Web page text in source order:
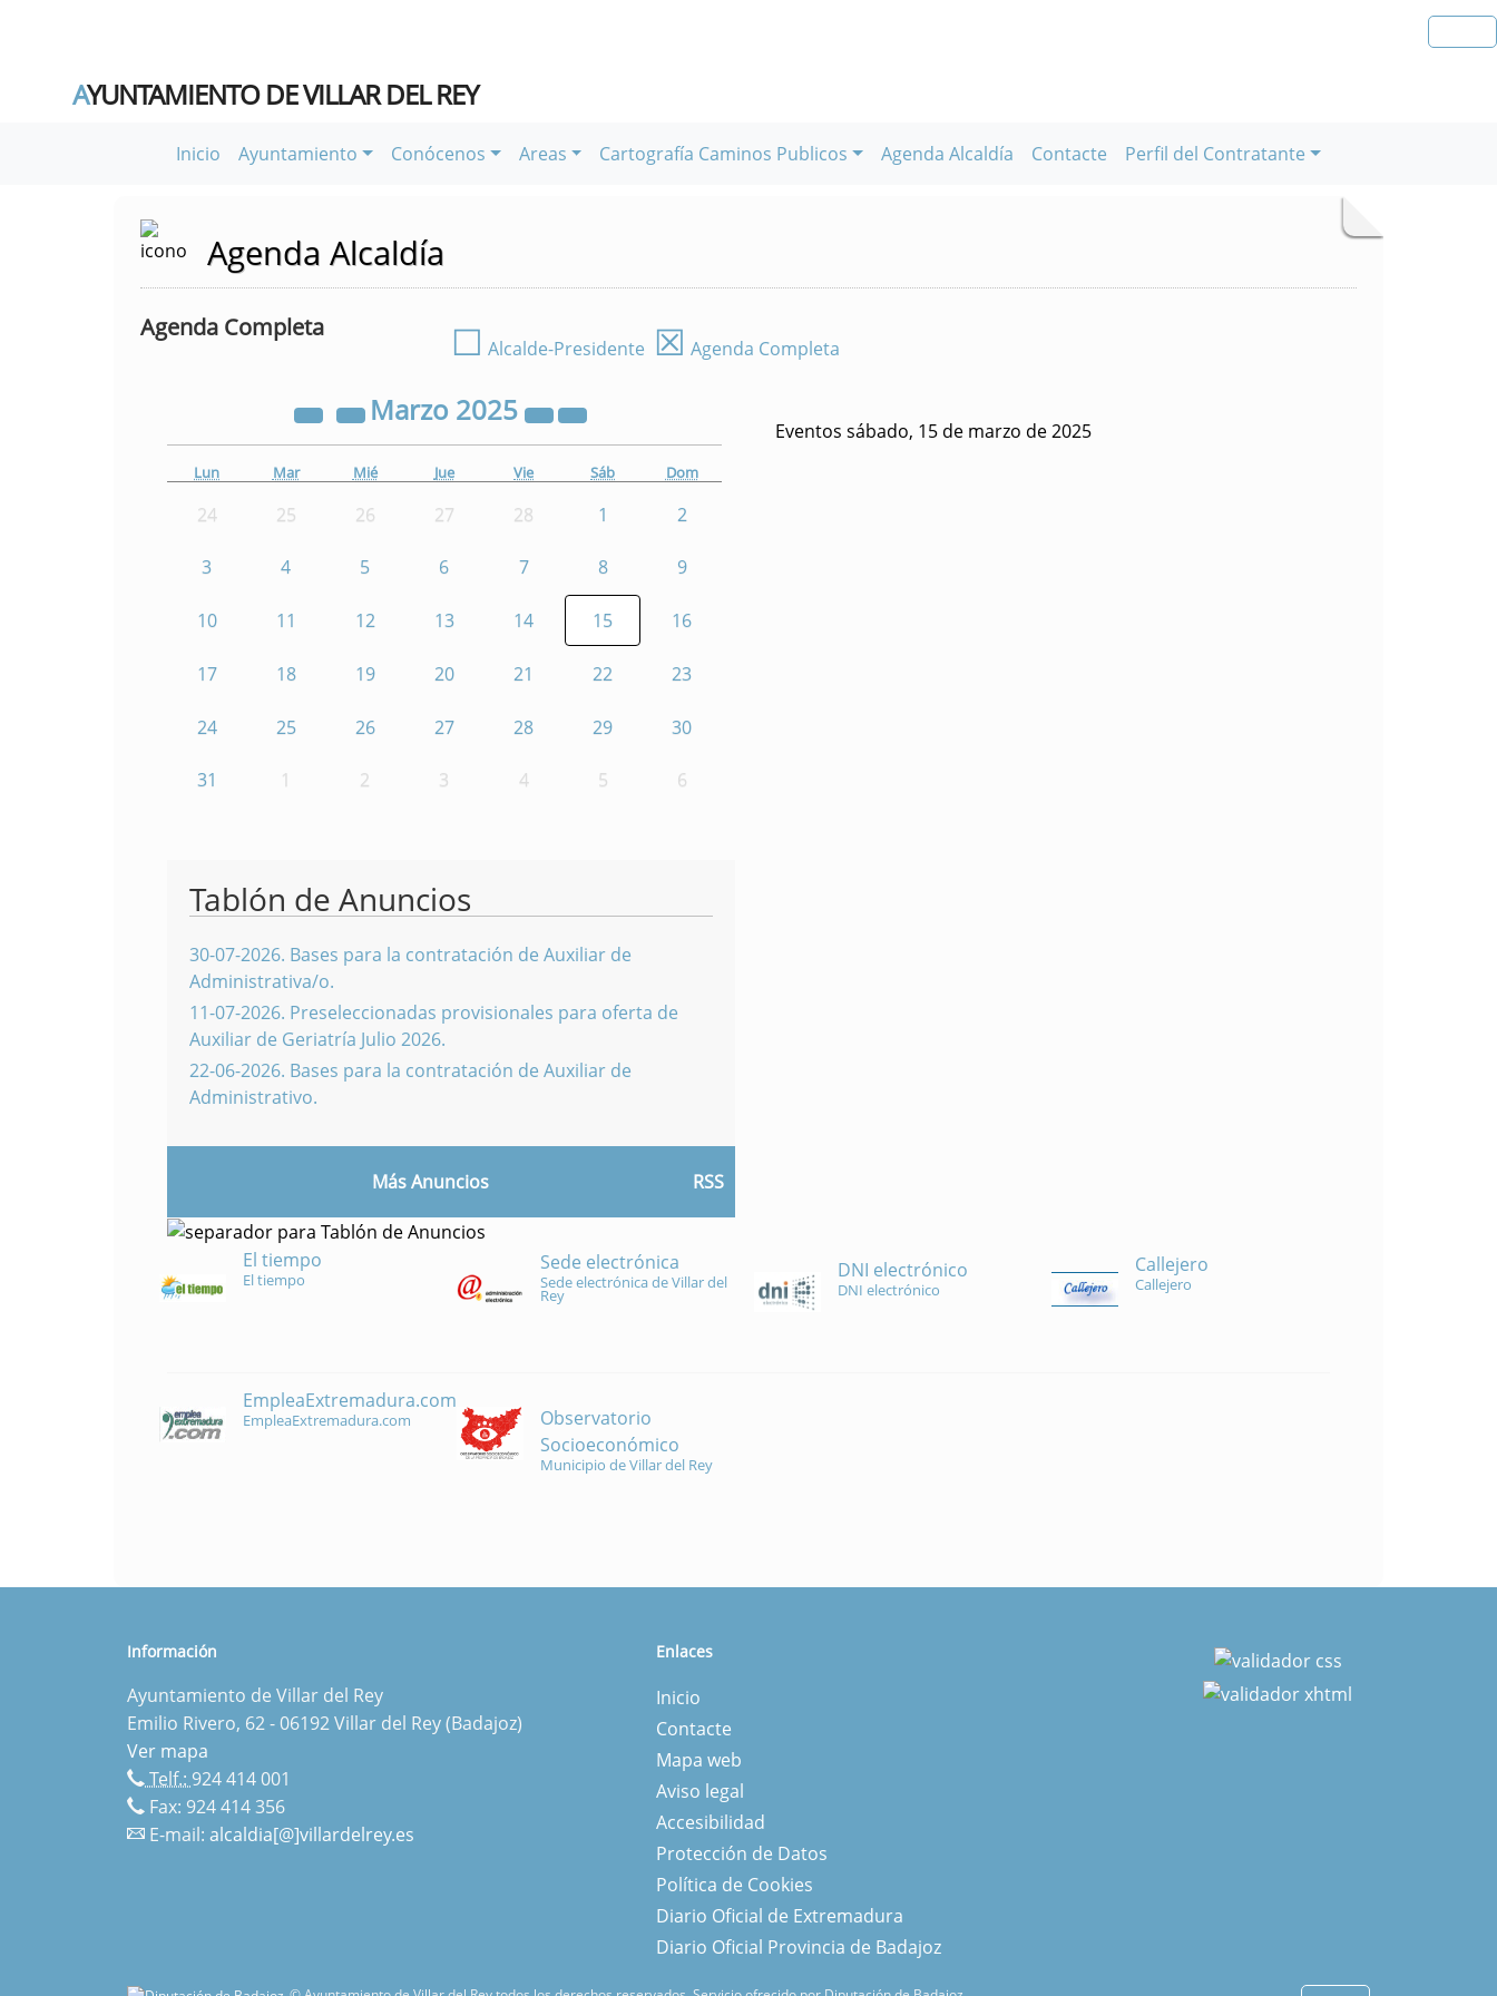
AYUNTAMIENTO DE VILLAR DEL REY
Inicio Ayuntamiento Conócenos Areas Cartografía Caminos Publicos Agenda Alcaldía Contacte Perfil del Contratante
Agenda Alcaldía
Agenda Completa ☐ Alcalde-Presidente ☒ Agenda Completa
Marzo 2025
Lun Mar Mié Jue Vie Sáb Dom
24 25 26 27 28 1 2
3 4 5 6 7 8 9
10 11 12 13 14 15 16
17 18 19 20 21 22 23
24 25 26 27 28 29 30
31 1 2 3 4 5 6
Eventos sábado, 15 de marzo de 2025
Tablón de Anuncios
30-07-2026. Bases para la contratación de Auxiliar de
Administrativa/o.
11-07-2026. Preseleccionadas provisionales para oferta de
Auxiliar de Geriatría Julio 2026.
22-06-2026. Bases para la contratación de Auxiliar de
Administrativo.
Más Anuncios RSS
El tiempo
El tiempo
Sede electrónica
Sede electrónica de Villar del
Rey
DNI electrónico
DNI electrónico
Callejero
Callejero
EmpleaExtremadura.com
EmpleaExtremadura.com
Observatorio
Socioeconómico
Municipio de Villar del Rey
Información
Ayuntamiento de Villar del Rey
Emilio Rivero, 62 - 06192 Villar del Rey (Badajoz)
Ver mapa
Telf.:924 414 001
Fax: 924 414 356
E-mail: alcaldia[@]villardelrey.es
Enlaces
Inicio
Contacte
Mapa web
Aviso legal
Accesibilidad
Protección de Datos
Política de Cookies
Diario Oficial de Extremadura
Diario Oficial Provincia de Badajoz